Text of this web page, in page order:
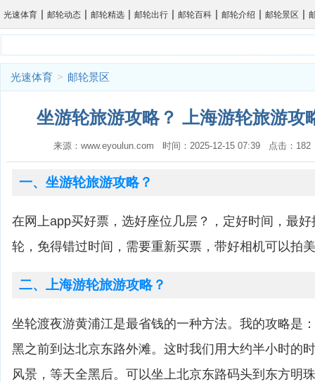
光速体育 | 邮轮动态 | 邮轮精选 | 邮轮出行 | 邮轮百科 | 邮轮介绍 | 邮轮景区 |
光速体育 > 邮轮景区
坐游轮旅游攻略？ 上海游轮旅游攻
来源：www.eyoulun.com 时间：2025-12-15 07:39 点击：
一、坐游轮旅游攻略？
在网上app买好票，选好座位几层？，定好时间，最
轮，免得错过时间，需要重新买票，带好相机可以拍
二、上海游轮旅游攻略？
坐轮渡夜游黄浦江是最省钱的一种方法。我的攻略是
黑之前到达北京东路外滩。这时我们用大约半小时的
风景，等天全黑后。可以坐上北京东路码头到东方明